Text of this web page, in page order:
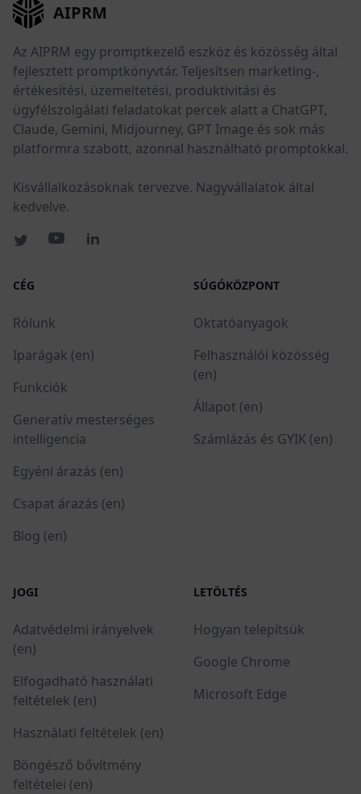
AIPRM
Az AIPRM egy promptkezelő eszköz és közösség által
fejlesztett promptkönyvtár. Teljesítsen marketing-,
értékesítési, üzemeltetési, produktivitási és
ügyfélszolgálati feladatokat percek alatt a ChatGPT,
Claude, Gemini, Midjourney, GPT Image és sok más
platformra szabott, azonnal használható promptokkal.
Kisvállalkozásoknak tervezve. Nagyvállalatok által
kedvelve.
CÉG
Rólunk
Iparágak (en)
Funkciók
Generatív mesterséges
intelligencia
Egyéni árazás (en)
Csapat árazás (en)
Blog (en)
SÚGÓKÖZPONT
Oktatóanyagok
Felhasználói közösség
(en)
Állapot (en)
Számlázás és GYIK (en)
JOGI
Adatvédelmi irányelvek
(en)
Elfogadható használati
feltételek (en)
Használati feltételek (en)
Böngésző bővítmény
feltételei (en)
LETÖLTÉS
Hogyan telepítsük
Google Chrome
Microsoft Edge